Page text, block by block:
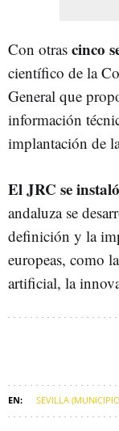
Con otras cinco
científico de la
General que
información
implantación de
El JRC se
andaluza se
definición y la
europeas, como
artificial, la
SEVILLA